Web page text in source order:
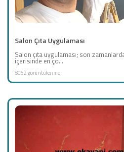
Salon Çıta Uygulaması
Salon çıta uygulaması; son
içerisinde en ço...
8062 görüntülenme